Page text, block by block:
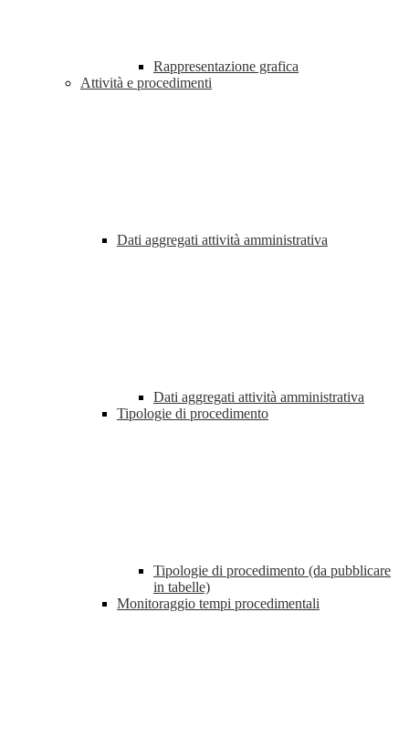
Rappresentazione grafica
Attività e procedimenti
Dati aggregati attività amministrativa
Dati aggregati attività amministrativa
Tipologie di procedimento
Tipologie di procedimento (da pubblicare
in tabelle)
Monitoraggio tempi procedimentali